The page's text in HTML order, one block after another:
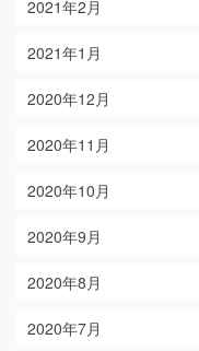
2021年2月
2021年1月
2020年12月
2020年11月
2020年10月
2020年9月
2020年8月
2020年7月